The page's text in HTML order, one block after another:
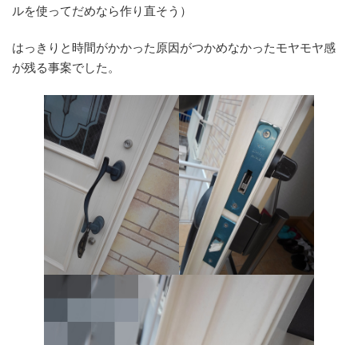
ルを使ってだめなら作り直そう）
はっきりと時間がかかった原因がつかめなかったモヤモヤ感
が残る事案でした。